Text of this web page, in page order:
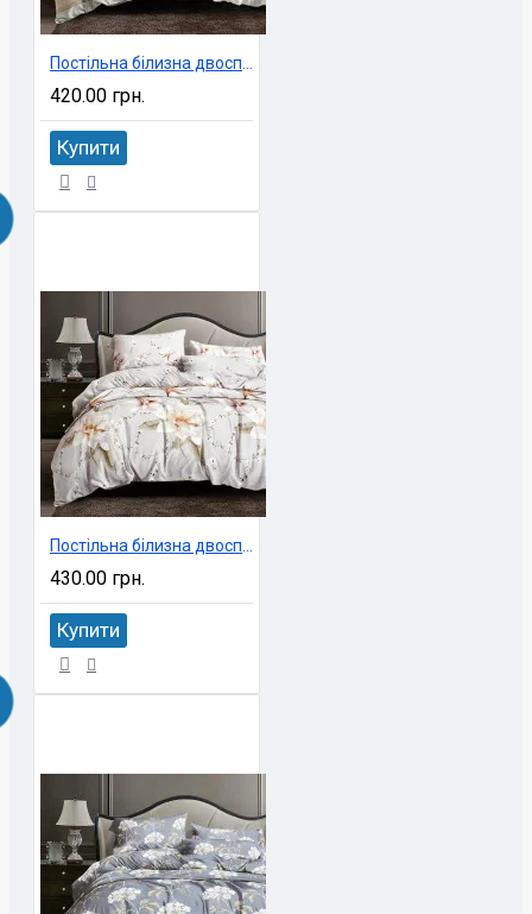
Постільна білизна двоспальне економ 180х220 см Ninel арт. UXT-71
420.00 грн.
Купити
Постільна білизна двоспальне економ 180х220 см Ninel арт. UXT-63
430.00 грн.
Купити